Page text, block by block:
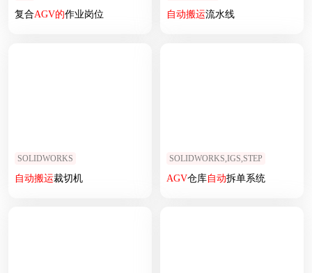
复合AGV的作业岗位 自动搬运流水线
SOLIDWORKS
自动搬运裁切机
SOLIDWORKS,IGS,STEP
AGV仓库自动拆单系统